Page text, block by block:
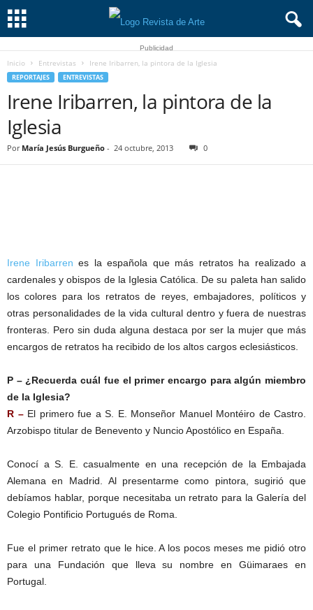
Publicidad
Inicio Entrevistas Irene Iribarren, la pintora de la Iglesia
REPORTAJES ENTREVISTAS
Irene Iribarren, la pintora de la
Iglesia
Por María Jesús Burgueño - 24 octubre, 2013 0
Irene Iribarren es la española que más retratos ha realizado a
cardenales y obispos de la Iglesia Católica. De su paleta han salido
los colores para los retratos de reyes, embajadores, políticos y
otras personalidades de la vida cultural dentro y fuera de nuestras
fronteras. Pero sin duda alguna destaca por ser la mujer que más
encargos de retratos ha recibido de los altos cargos eclesiásticos.
P – ¿Recuerda cuál fue el primer encargo para algún miembro
de la Iglesia?
R – El primero fue a S. E. Monseñor Manuel Montéiro de Castro.
Arzobispo titular de Benevento y Nuncio Apostólico en España.
Conocí a S. E. casualmente en una recepción de la Embajada
Alemana en Madrid. Al presentarme como pintora, sugirió que
debíamos hablar, porque necesitaba un retrato para la Galería del
Colegio Pontificio Portugués de Roma.
Fue el primer retrato que le hice. A los pocos meses me pidió otro
para una Fundación que lleva su nombre en Güimaraes en
Portugal.